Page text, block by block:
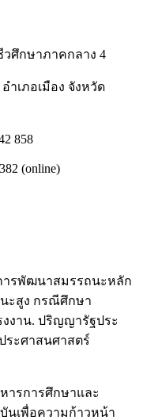
ศึกษาภาคกลาง 4
ำเภอเมือง จังหวัด
034 242 858
(online)
ารพัฒนาสมรรถนะหลัก
ะสูง กรณีศึกษา
งาน. ปริญญารัฐประ
ะศาสนศาสตร์
ารการศึกษาและ
นเพื่อความก้าวหน้า